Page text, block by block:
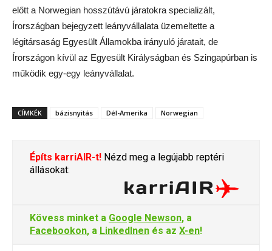
előtt a Norwegian hosszútávú járatokra specializált,
Írországban bejegyzett leányvállalata üzemeltette a
légitársaság Egyesült Államokba irányuló járatait, de
Írországon kívül az Egyesült Királyságban és Szingapúrban is
működik egy-egy leányvállalat.
CÍMKÉK bázisnyitás Dél-Amerika Norwegian
Építs karriAIR-t! Nézd meg a legújabb reptéri
állásokat:
Kövess minket a Google Newson, a
Facebookon, a LinkedInen és az X-en!